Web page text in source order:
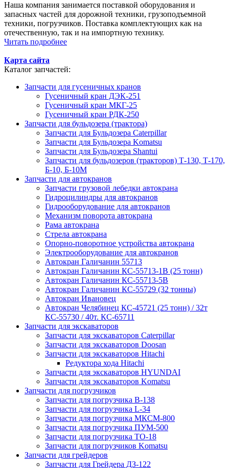
Наша компания занимается поставкой оборудования и
запасных частей для дорожной техники, грузоподъемной
техники, погрузчиков. Поставка комплектующих как на
отечественную, так и на импортную технику.
Читать подробнее
Карта сайта
Каталог запчастей:
Запчасти для гусеничных кранов
Гусеничный кран ДЭК-251
Гусеничный кран МКГ-25
Гусеничный кран РДК-250
Запчасти для бульдозера (трактора)
Запчасти для Бульдозера Caterpillar
Запчасти для Бульдозера Komatsu
Запчасти для Бульдозера Shantui
Запчасти для бульдозеров (тракторов) Т-130, Т-170,
Б-10, Б-10М
Запчасти для автокранов
Запчасти грузовой лебедки автокрана
Гидроцилиндры для автокранов
Гидрооборудование для автокранов
Механизм поворота автокрана
Рама автокрана
Стрела автокрана
Опорно-поворотное устройства автокрана
Электрооборудование для автокранов
Автокран Галичанин 55713
Автокран Галичанин КС-55713-1В (25 тонн)
Автокран Галичанин КС-55713-5В
Автокран Галичанин КС-55729 (32 тонны)
Автокран Ивановец
Автокран Челябинец КС-45721 (25 тонн) / 32т
КС-55730 / 40т. КС-65711
Запчасти для экскаваторов
Запчасти для экскаваторов Caterpillar
Запчасти для экскаваторов Doosan
Запчасти для экскаваторов Hitachi
Редуктора хода Hitachi
Запчасти для экскаваторов HYUNDAI
Запчасти для экскаваторов Komatsu
Запчасти для погрузчиков
Запчасти для погрузчика B-138
Запчасти для погрузчика L-34
Запчасти для погрузчика МКСМ-800
Запчасти для погрузчика ПУМ-500
Запчасти для погрузчика ТО-18
Запчасти для погрузчиков Komatsu
Запчасти для грейдеров
Запчасти для Грейдера ДЗ-122